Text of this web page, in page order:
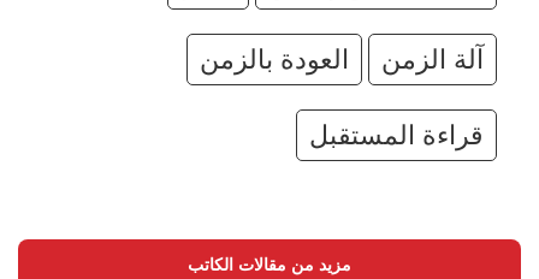
آلة الزمن العودة بالزمن
قراءة المستقبل
مزيد من مقالات الكاتب